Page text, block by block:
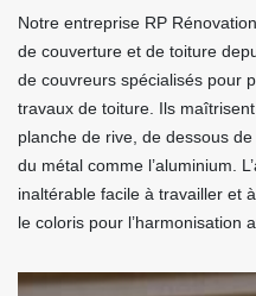
Notre entreprise RP
de couverture et de toiture
de couvreurs spécialisés pour
travaux de toiture. Ils
planche de rive, de dessous
du métal comme l’aluminium.
inaltérable facile à travailler et
le coloris pour l’harmonisation